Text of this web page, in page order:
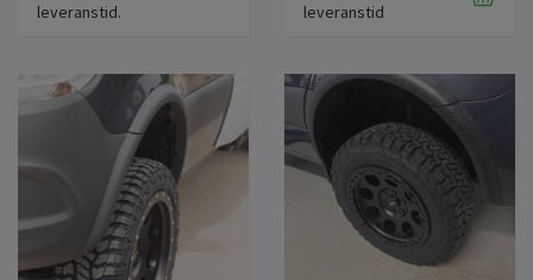
leveranstid.
leveranstid